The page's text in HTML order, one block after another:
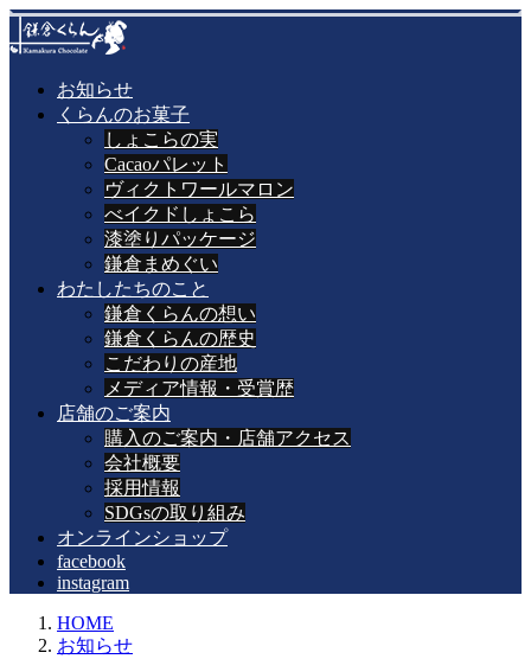
お知らせ
くらんのお菓子
しょこらの実
Cacaoパレット
ヴィクトワールマロン
べイクドしょこら
漆塗りパッケージ
鎌倉まめぐい
わたしたちのこと
鎌倉くらんの想い
鎌倉くらんの歴史
こだわりの産地
メディア情報・受賞歴
店舗のご案内
購入のご案内・店舗アクセス
会社概要
採用情報
SDGsの取り組み
オンラインショップ
facebook
instagram
HOME
お知らせ